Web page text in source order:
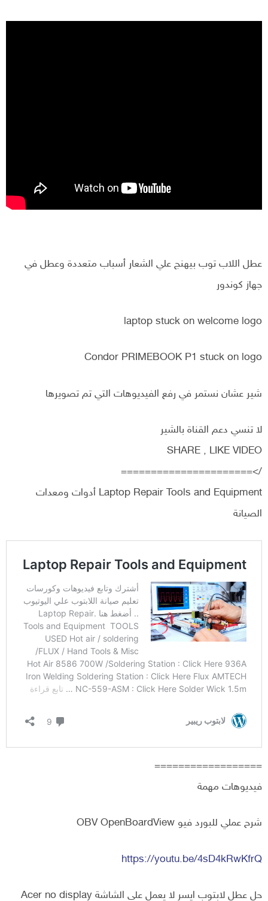
عطل اللاب توب بيهنج علي الشعار أسباب متعددة وعطل في
جهاز كوندور
laptop stuck on welcome logo
Condor PRIMEBOOK P1 stuck on logo
شير عشان نستمر في رفع الفيديوهات التي تم تصويرها
لا تنسي دعم القناة بالشير
SHARE , LIKE VIDEO
/>======================
Laptop Repair Tools and Equipment أدوات ومعدات
الصيانة
==================
فيديوهات مهمة
شرح عملي للبورد فيو OBV OpenBoardView
https://youtu.be/4sD4kRwKfrQ
حل عطل لابتوب ايسر لا يعمل علي الشاشة Acer no display